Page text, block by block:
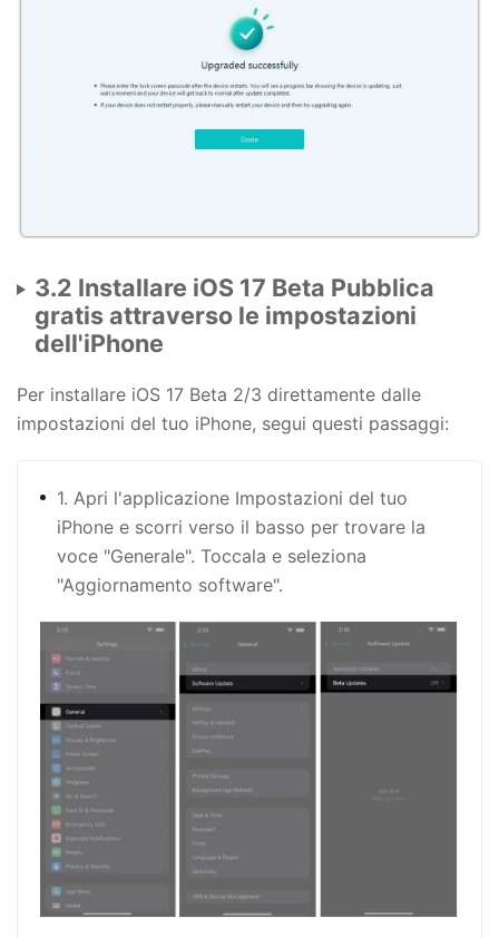
3.2 Installare iOS 17 Beta Pubblica
gratis attraverso le impostazioni
dell'iPhone
Per installare iOS 17 Beta 2/3 direttamente dalle
impostazioni del tuo iPhone, segui questi passaggi:
1. Apri l'applicazione Impostazioni del tuo
iPhone e scorri verso il basso per trovare la
voce "Generale". Toccala e seleziona
"Aggiornamento software".